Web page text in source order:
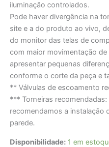
iluminação controlados.
Pode haver divergência na
site e a do produto ao vivo,
do monitor das telas de
com maior movimentação
apresentar pequenas
conforme o corte da peça e
** Válvulas de escoamento
*** Torneiras recomendadas:
recomendamos a instalação
parede.
Disponibilidade: 1 em